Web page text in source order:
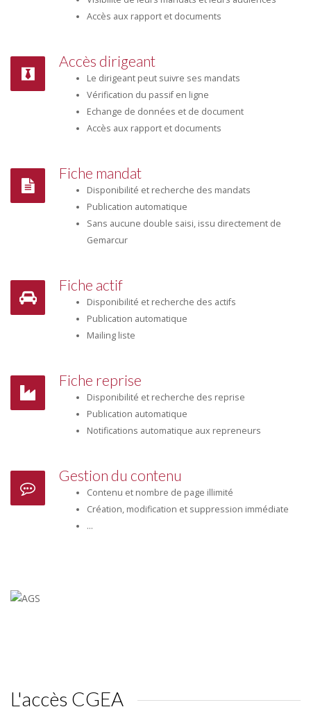
Accès aux rapport et documents
Accès dirigeant
Le dirigeant peut suivre ses mandats
Vérification du passif en ligne
Echange de données et de document
Accès aux rapport et documents
Fiche mandat
Disponibilité et recherche des mandats
Publication automatique
Sans aucune double saisi, issu directement de
Gemarcur
Fiche actif
Disponibilité et recherche des actifs
Publication automatique
Mailing liste
Fiche reprise
Disponibilité et recherche des reprise
Publication automatique
Notifications automatique aux repreneurs
Gestion du contenu
Contenu et nombre de page illimité
Création, modification et suppression immédiate
...
L'accès CGEA